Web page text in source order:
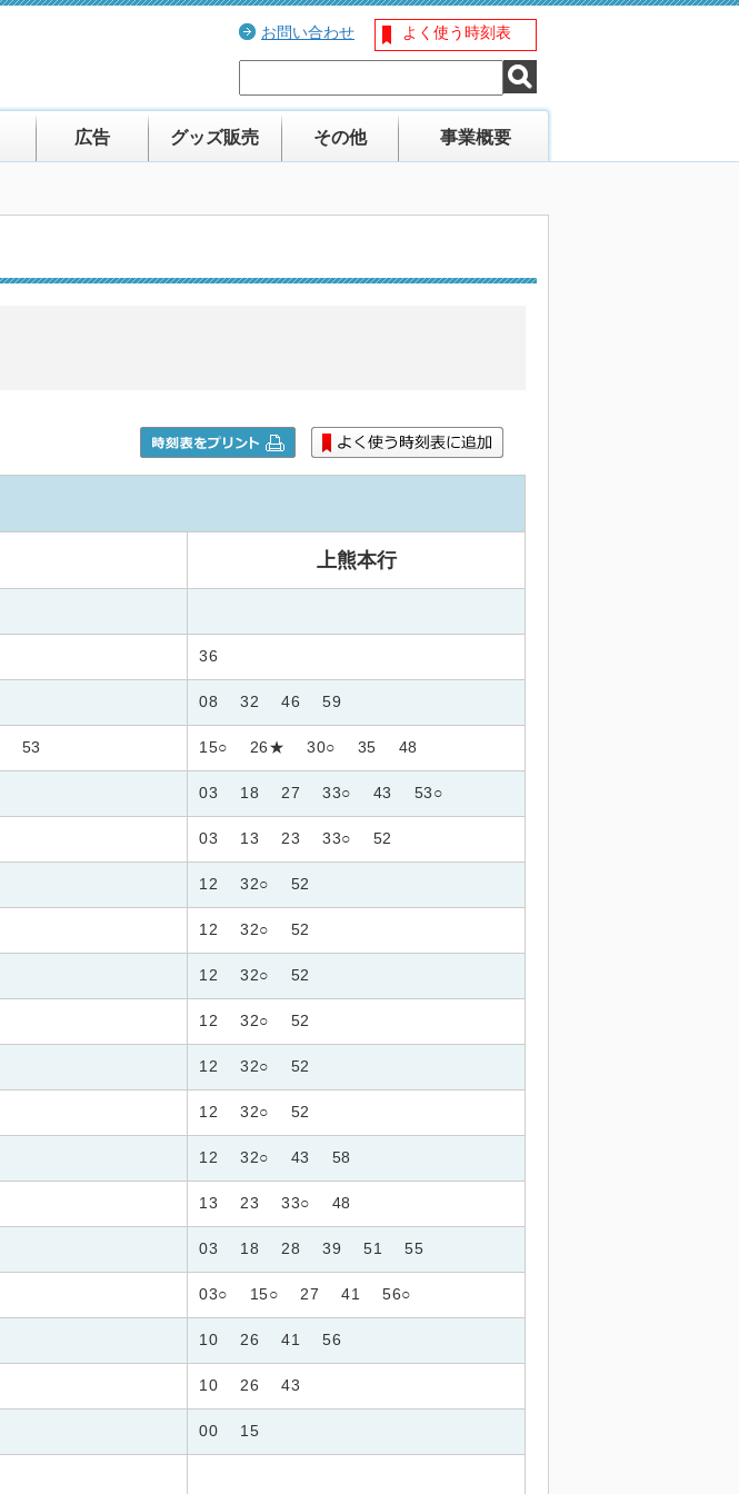
お問い合わせ よく使う時刻表
広告 グッズ販売 その他 事業概要
上熊本行
36
08 32 46 59
53 15○ 26★ 30○ 35 48
03 18 27 33○ 43 53○
03 13 23 33○ 52
12 32○ 52
12 32○ 52
12 32○ 52
12 32○ 52
12 32○ 52
12 32○ 52
12 32○ 43 58
13 23 33○ 48
03 18 28 39 51 55
03○ 15○ 27 41 56○
10 26 41 56
10 26 43
00 15